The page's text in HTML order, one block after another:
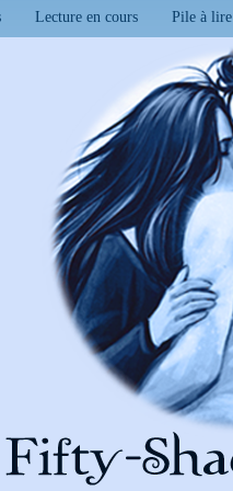
Lecture en cours Pile à lire